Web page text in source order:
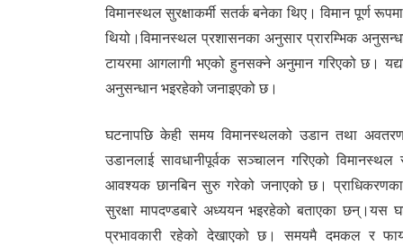
विमानस्थल सुरक्षाकर्मी सतर्क बनेका थिए। विमान पूर्ण
थियो।विमानस्थल प्रशासनका अनुसार प्रारम्भिक
टायरमा आगलागी भएको हुनसक्ने अनुमान गरिएको छ।
अनुसन्धान भइरहेको जनाइएको छ।
घटनापछि केही समय विमानस्थलको उडान तथा
उडानलाई सावधानीपूर्वक सञ्चालन गरिएको
आवश्यक छानबिन सुरु गरेको जनाएको छ। प्राधिकरणका
सुरक्षा मापदण्डबारे अध्ययन भइरहेको बताएका छन्।यस
प्रभावकारी रहेको देखाएको छ। समयमै दमकल र